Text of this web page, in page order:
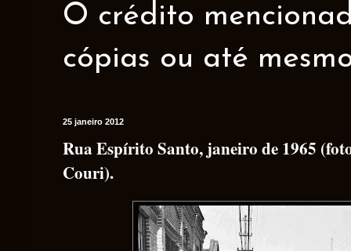
O crédito
cópias ou até
25 janeiro 2012
Rua Espírito Santo, janeiro de 1965
Couri).